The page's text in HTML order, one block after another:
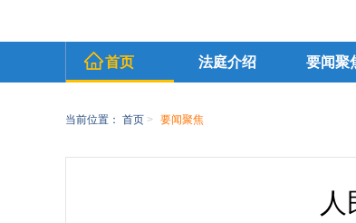
首页 法庭介绍 要闻聚
当前位置： 首页 > 要闻聚焦